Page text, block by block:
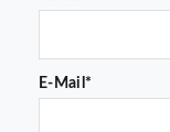
E-Mail*